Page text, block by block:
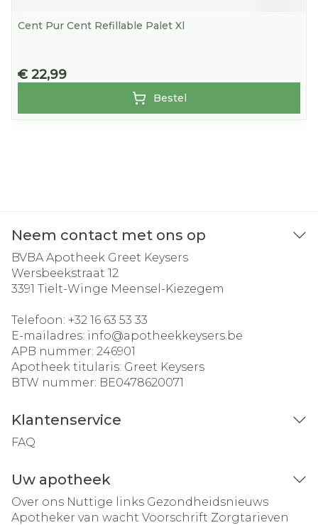
Cent Pur Cent Refillable Palet Xl
€ 22,99
Bestel
Neem contact met ons op
BVBA Apotheek Greet Keysers
Wersbeekstraat 12
3391 Tielt-Winge Meensel-Kiezegem
Telefoon: +32 16 63 53 33
E-mailadres: info@apotheekkeysers.be
APB nummer: 246901
Apotheek titularis: Greet Keysers
BTW nummer: BE0478620071
Klantenservice
FAQ
Uw apotheek
Over ons Nuttige links Gezondheidsnieuws
Apotheker van wacht Voorschrift Zorgtarieven